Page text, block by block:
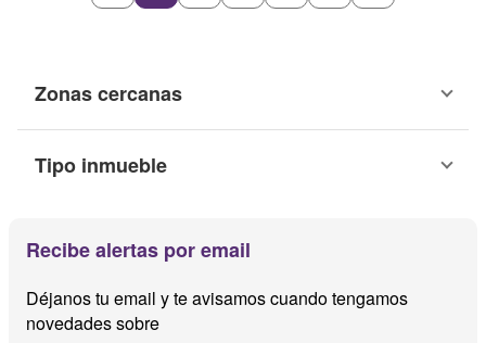
Zonas cercanas
Tipo inmueble
Recibe alertas por email
Déjanos tu email y te avisamos cuando tengamos
novedades sobre